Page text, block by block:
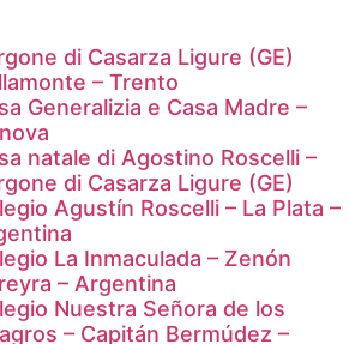
di Casarza Ligure (GE)
– Trento
Generalizia e Casa Madre –
natale di Agostino Roscelli –
di Casarza Ligure (GE)
Agustín Roscelli – La Plata –
La Inmaculada – Zenón
– Argentina
Nuestra Señora de los
– Capitán Bermúdez –